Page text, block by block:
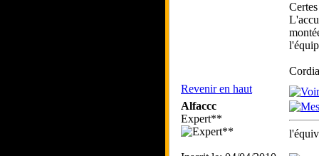
Revenir en haut
Alfaccc
Expert**